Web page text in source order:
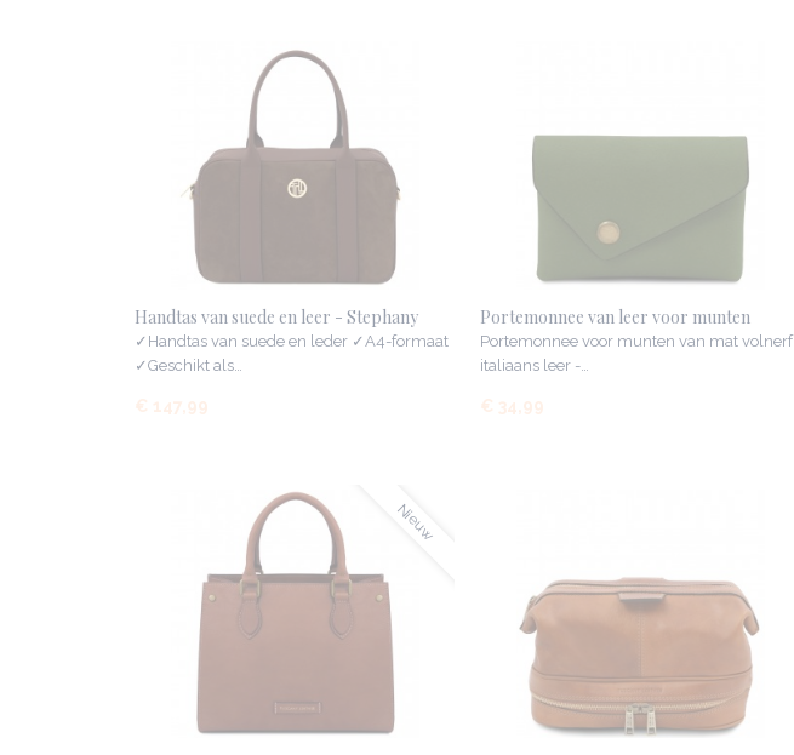
Handtas van suede en leer - Stephany
✓Handtas van suede en leder ✓A4-formaat
✓Geschikt als…
€ 147,99
Portemonnee van leer voor munten
Portemonnee voor munten van mat volnerf
italiaans leer -…
€ 34,99
Nieuw